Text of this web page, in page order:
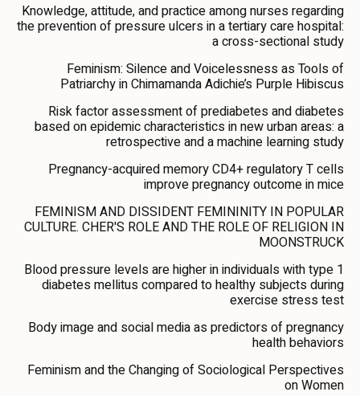
Knowledge, attitude, and practice among nurses regarding
the prevention of pressure ulcers in a tertiary care hospital:
a cross-sectional study
Feminism: Silence and Voicelessness as Tools of
Patriarchy in Chimamanda Adichie’s Purple Hibiscus
Risk factor assessment of prediabetes and diabetes
based on epidemic characteristics in new urban areas: a
retrospective and a machine learning study
Pregnancy-acquired memory CD4+ regulatory T cells
improve pregnancy outcome in mice
FEMINISM AND DISSIDENT FEMININITY IN POPULAR
CULTURE. CHER'S ROLE AND THE ROLE OF RELIGION IN
MOONSTRUCK
Blood pressure levels are higher in individuals with type 1
diabetes mellitus compared to healthy subjects during
exercise stress test
Body image and social media as predictors of pregnancy
health behaviors
Feminism and the Changing of Sociological Perspectives
on Women